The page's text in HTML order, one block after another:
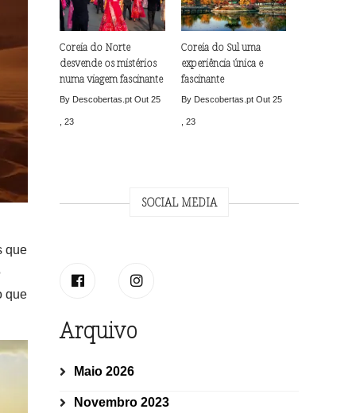
que
que
Coreia do Norte
desvende os mistérios
numa viagem fascinante
By Descobertas.ptOut 25
, 23
Coreia do Sul uma
experiência única e
fascinante
By Descobertas.pt Out 25
, 23
SOCIAL MEDIA
Arquivo
Maio 2026
Novembro 2023